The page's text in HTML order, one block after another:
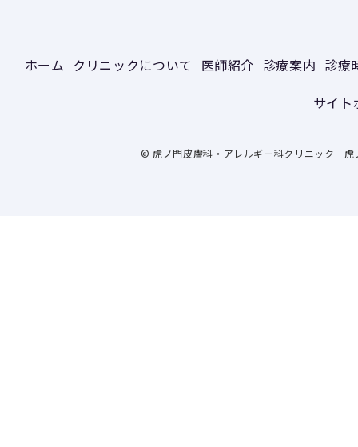
ホーム クリニックについて 医師紹介 診療案内 診療
サイト
© 虎ノ門皮膚科・アレルギー科クリニック｜